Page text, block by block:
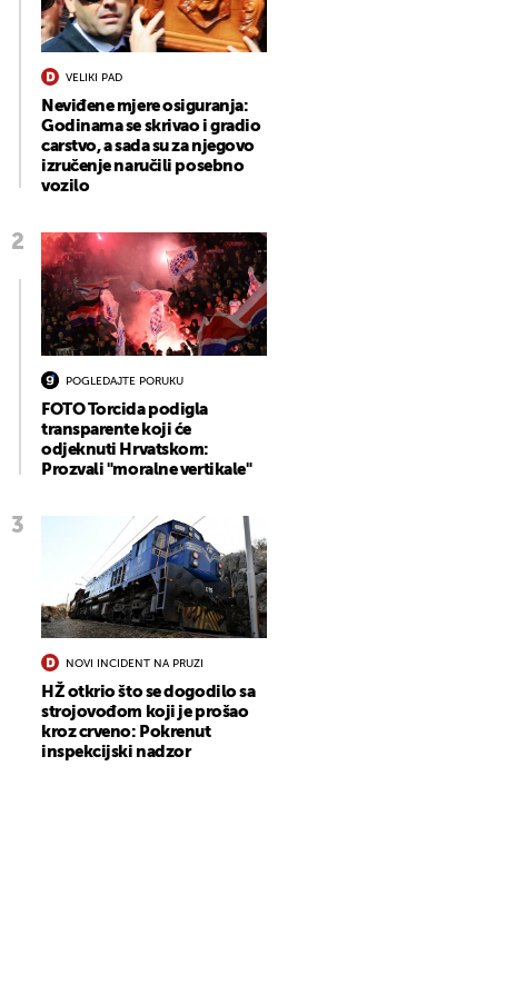
VELIKI PAD
Neviđene mjere osiguranja:
Godinama se skrivao i gradio
carstvo, a sada su za njegovo
izručenje naručili posebno
vozilo
POGLEDAJTE PORUKU
FOTO Torcida podigla
transparente koji će
odjeknuti Hrvatskom:
Prozvali "moralne vertikale"
NOVI INCIDENT NA PRUZI
HŽ otkrio što se dogodilo sa
strojovođom koji je prošao
kroz crveno: Pokrenut
inspekcijski nadzor